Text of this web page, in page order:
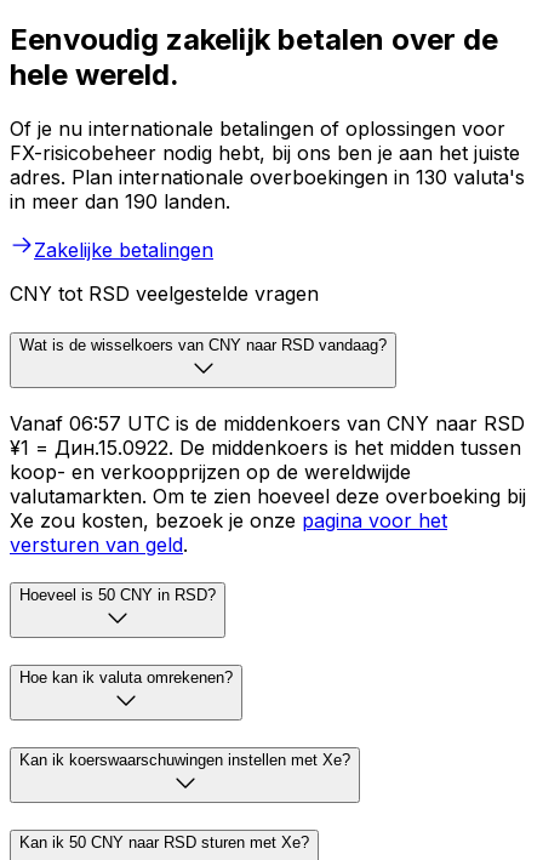
Eenvoudig zakelijk betalen over de
hele wereld.
Of je nu internationale betalingen of oplossingen voor
FX-risicobeheer nodig hebt, bij ons ben je aan het juiste
adres. Plan internationale overboekingen in 130 valuta's
in meer dan 190 landen.
Zakelijke betalingen
CNY tot RSD veelgestelde vragen
Wat is de wisselkoers van CNY naar RSD vandaag?
Vanaf 06:57 UTC is de middenkoers van CNY naar RSD
¥1 = Дин.15.0922. De middenkoers is het midden tussen
koop- en verkoopprijzen op de wereldwijde
valutamarkten. Om te zien hoeveel deze overboeking bij
Xe zou kosten, bezoek je onze pagina voor het
versturen van geld.
Hoeveel is 50 CNY in RSD?
Hoe kan ik valuta omrekenen?
Kan ik koerswaarschuwingen instellen met Xe?
Kan ik 50 CNY naar RSD sturen met Xe?